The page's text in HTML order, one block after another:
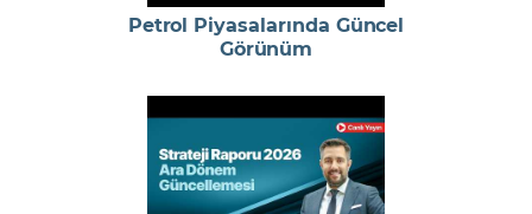
Petrol Piyasalarında Güncel
Görünüm